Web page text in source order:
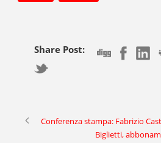
Share Post:
Conferenza stampa: Fabrizio
Biglietti,